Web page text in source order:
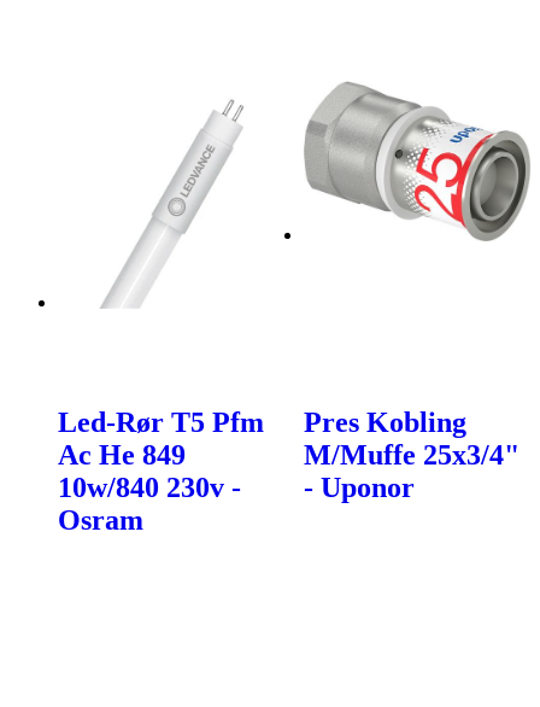
Led-Rør T5 Pfm
Ac He 849
10w/840 230v -
Osram
Pres Kobling
M/Muffe 25x3/4"
- Uponor